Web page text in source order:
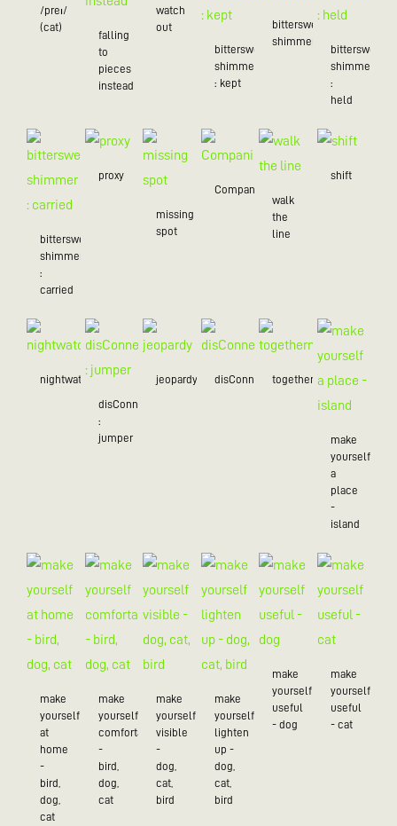
/preɪ/
(cat)
falling
to
pieces
instead
watch
out
bittersweet
shimmer
: kept
bittersweet
shimmer
bittersweet
shimmer
:
held
bittersweet
shimmer
:
carried
proxy
missing
spot
Companion
walk
the
line
shift
nightwatch
disConnected
:
jumper
jeopardy disConnectedtogetherness
make
yourself
a
place
-
island
make
yourself
at
home
-
bird,
dog,
cat
make
yourself
comfortable
-
bird,
dog,
cat
make
yourself
visible
-
dog,
cat,
bird
make
yourself
lighten
up -
dog,
cat,
bird
make
yourself
useful
- dog
make
yourself
useful
- cat